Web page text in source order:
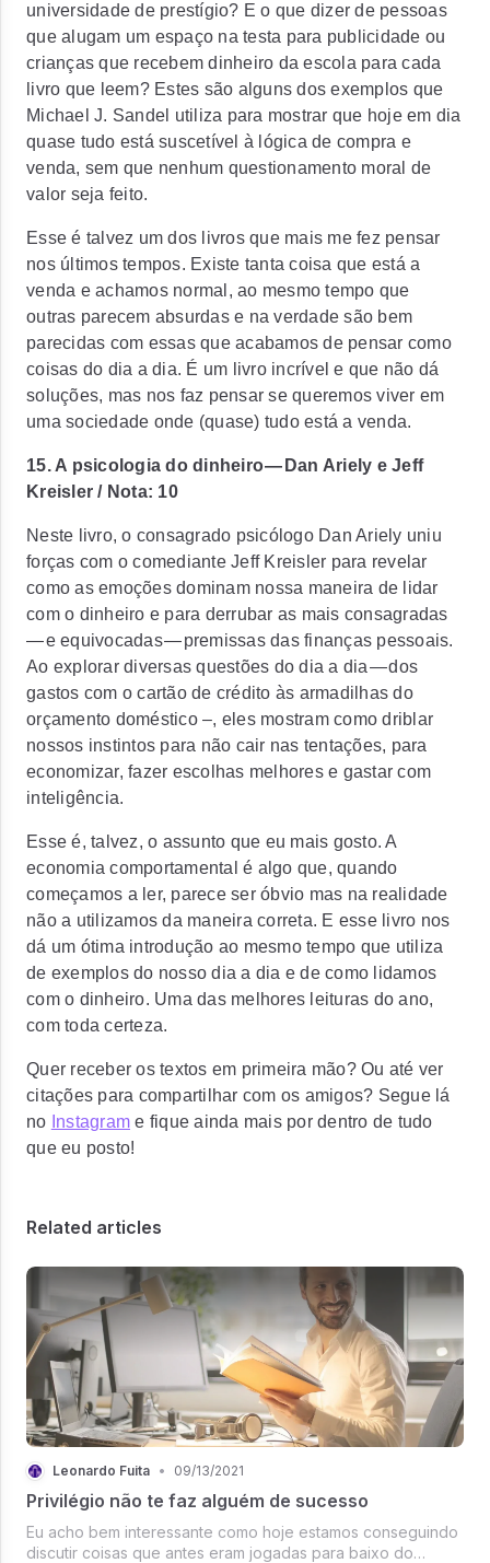
universidade de prestígio? E o que dizer de pessoas
que alugam um espaço na testa para publicidade ou
crianças que recebem dinheiro da escola para cada
livro que leem? Estes são alguns dos exemplos que
Michael J. Sandel utiliza para mostrar que hoje em dia
quase tudo está suscetível à lógica de compra e
venda, sem que nenhum questionamento moral de
valor seja feito.
Esse é talvez um dos livros que mais me fez pensar
nos últimos tempos. Existe tanta coisa que está a
venda e achamos normal, ao mesmo tempo que
outras parecem absurdas e na verdade são bem
parecidas com essas que acabamos de pensar como
coisas do dia a dia. É um livro incrível e que não dá
soluções, mas nos faz pensar se queremos viver em
uma sociedade onde (quase) tudo está a venda.
15. A psicologia do dinheiro — Dan Ariely e Jeff
Kreisler / Nota: 10
Neste livro, o consagrado psicólogo Dan Ariely uniu
forças com o comediante Jeff Kreisler para revelar
como as emoções dominam nossa maneira de lidar
com o dinheiro e para derrubar as mais consagradas
— e equivocadas — premissas das finanças pessoais.
Ao explorar diversas questões do dia a dia — dos
gastos com o cartão de crédito às armadilhas do
orçamento doméstico –, eles mostram como driblar
nossos instintos para não cair nas tentações, para
economizar, fazer escolhas melhores e gastar com
inteligência.
Esse é, talvez, o assunto que eu mais gosto. A
economia comportamental é algo que, quando
começamos a ler, parece ser óbvio mas na realidade
não a utilizamos da maneira correta. E esse livro nos
dá um ótima introdução ao mesmo tempo que utiliza
de exemplos do nosso dia a dia e de como lidamos
com o dinheiro. Uma das melhores leituras do ano,
com toda certeza.
Quer receber os textos em primeira mão? Ou até ver
citações para compartilhar com os amigos? Segue lá
no Instagram e fique ainda mais por dentro de tudo
que eu posto!
Related articles
Leonardo Fuita • 09/13/2021
Privilégio não te faz alguém de sucesso
Eu acho bem interessante como hoje estamos conseguindo
discutir coisas que antes eram jogadas para baixo do